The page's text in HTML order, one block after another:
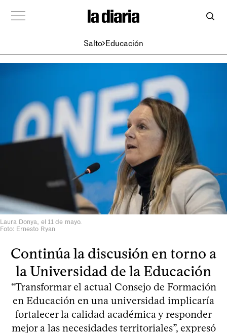
Salto Educación
Laura Donya, el 11 de mayo.
Foto: Ernesto Ryan
Continúa la discusión en torno a
la Universidad de la Educación
“Transformar el actual Consejo de Formación
en Educación en una universidad implicaría
fortalecer la calidad académica y responder
mejor a las necesidades territoriales”, expresó